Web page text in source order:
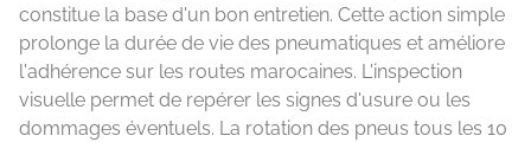
constitue la base d'un bon entretien. Cette action simple
prolonge la durée de vie des pneumatiques et améliore
l'adhérence sur les routes marocaines. L'inspection
visuelle permet de repérer les signes d'usure ou les
dommages éventuels. La rotation des pneus tous les 10